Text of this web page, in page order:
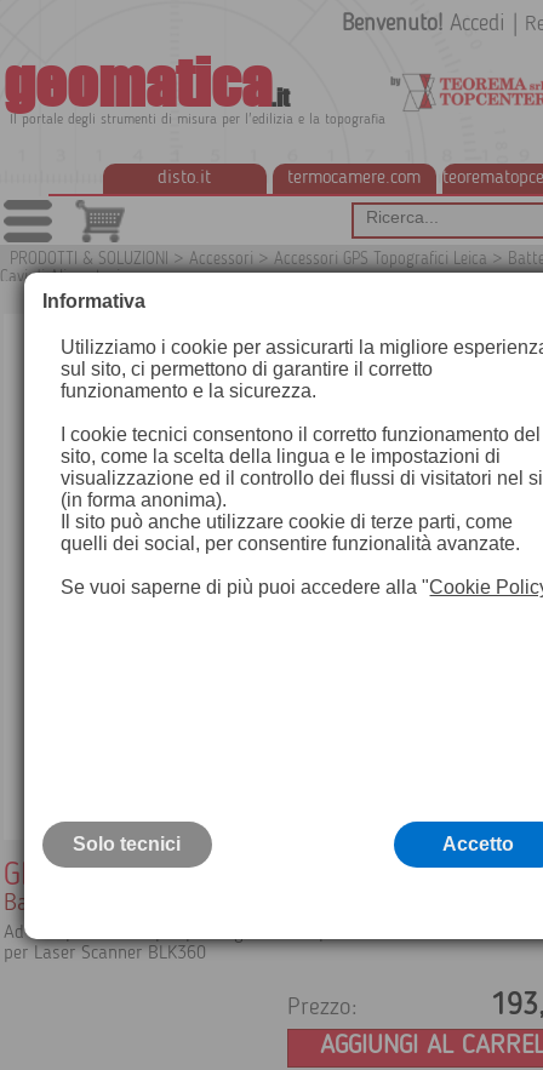
geomatica.it
Il portale degli strumenti di misura per l'edilizia e la topografia
disto.it termocamere.com
Benvenuto! Accedi
PRODOTTI & SOLUZIONI > Accessori > Accessori GPS Topografici Leica >
Cavi di Alimentazione
GEB212
Batteria interna agli ioni di litio 2450mAh
Ad alte prestazioni per prolungare il tempo di utilizzo delle antenne
per Laser Scanner BLK360
Prezzo:
AGGIUNGI AL
Informativa
Utilizziamo i cookie per assicurarti la migliore
sul sito, ci permettono di garantire il corretto
funzionamento e la sicurezza.
I cookie tecnici consentono il corretto funzionamento del
sito, come la scelta della lingua e le impostazioni di
visualizzazione ed il controllo dei flussi di visitatori nel
(in forma anonima).
Il sito può anche utilizzare cookie di terze parti, come
quelli dei social, per consentire funzionalità avanzate.
Se vuoi saperne di più puoi accedere alla "Cookie
Solo tecnici Accetto